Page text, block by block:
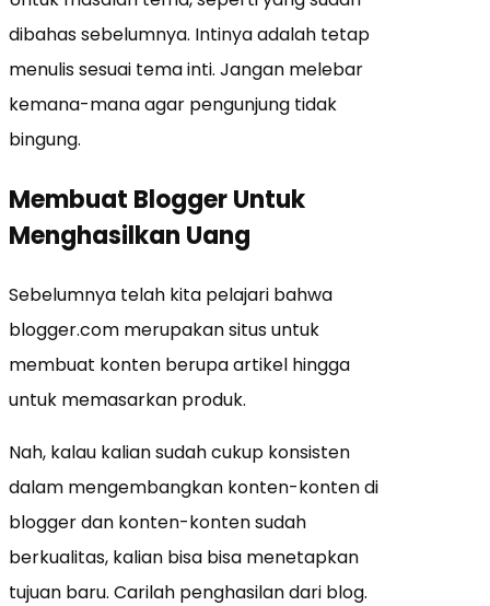
dibahas sebelumnya. Intinya adalah tetap
menulis sesuai tema inti. Jangan melebar
kemana-mana agar pengunjung tidak
bingung.
Membuat Blogger Untuk
Menghasilkan Uang
Sebelumnya telah kita pelajari bahwa
blogger.com merupakan situs untuk
membuat konten berupa artikel hingga
untuk memasarkan produk.
Nah, kalau kalian sudah cukup konsisten
dalam mengembangkan konten-konten di
blogger dan konten-konten sudah
berkualitas, kalian bisa bisa menetapkan
tujuan baru. Carilah penghasilan dari blog.